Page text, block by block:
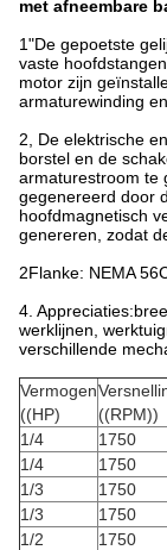
met afneembare
1"De gepoetste
vaste
motor zijn
armaturewinding
2, De elektrische
borstel en de
armaturestroom te
gegenereerd door
hoofdmagnetisch
genereren, zodat
2Flanke: NEMA
4.
werklijnen,
verschillende
Vermogen
((HP)
((RPM))
1/4
1750
1/4
1750
1/3
1750
1/3
1750
1/2
1750